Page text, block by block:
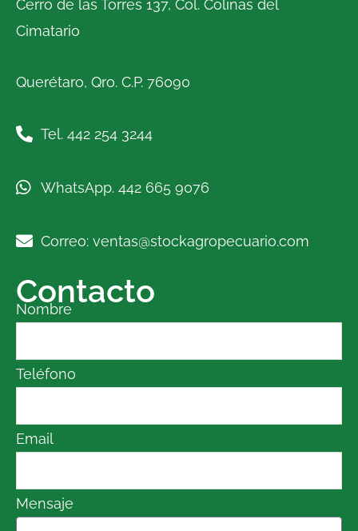
Cerro de las Torres 137, Col. Colinas del
Cimatario
Querétaro, Qro. C.P. 76090
Tel. 442 254 3244
WhatsApp. 442 665 9076
Correo: ventas@stockagropecuario.com
Contacto
Nombre
Teléfono
Email
Mensaje